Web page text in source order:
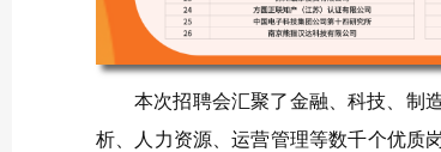
本次招聘会汇聚了金融、科技、制
析、人力资源、运营管理等数千个优质